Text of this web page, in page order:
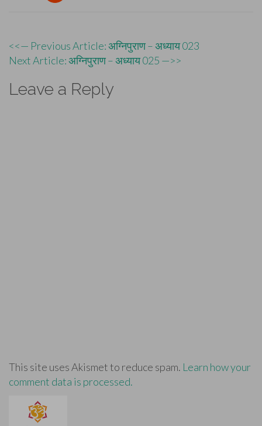
Post
navigation
<<— Previous Article: अग्निपुराण – अध्याय 023
Next Article: अग्निपुराण – अध्याय 025 —>>
Leave a Reply
This site uses Akismet to reduce spam. Learn how your
comment data is processed.